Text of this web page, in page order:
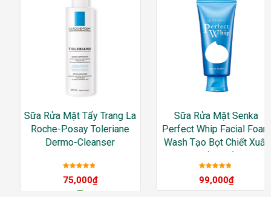
Sữa Rửa Mặt Tẩy Trang La
Roche-Posay Toleriane
Dermo-Cleanser
hạng5 sao
75,000₫
Sữa Rửa Mặt Senka
Perfect Whip Facial Foam
Wash Tạo Bọt Chiết Xuất
Tơ Tằm Trắng
hạng5 sao
99,000₫